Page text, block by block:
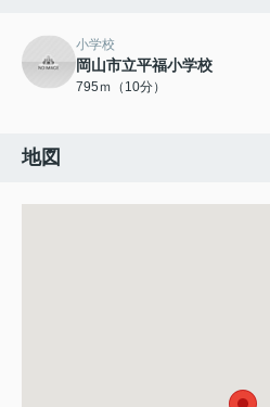
小学校
岡山市立平福小学校
795ｍ（10分）
地図